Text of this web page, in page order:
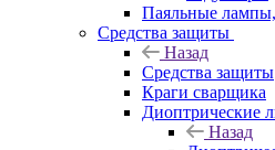
Паяльные
Средства защиты
Назад
Средства защиты
Краги сварщика
Диоптрические
Назад